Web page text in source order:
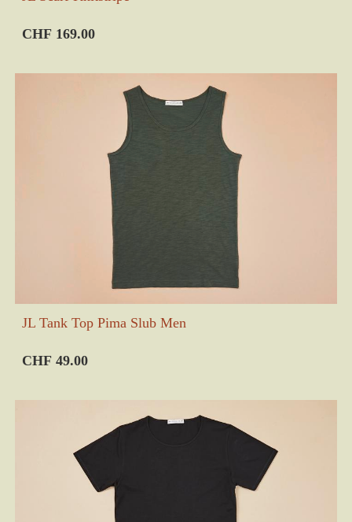
CHF 169.00
JL Tank Top Pima Slub Men
CHF 49.00